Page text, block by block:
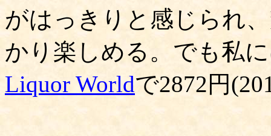
がはっきりと感じられ
かり楽しめる。でも私
Liquor Worldで2872円